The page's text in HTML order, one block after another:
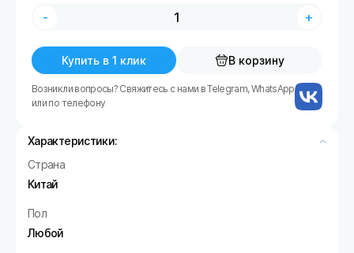
- +
Купить в 1 клик В корзину
Возникли вопросы? Свяжитесь с нами в Telegram, WhatsApp
или по телефону
Характеристики:
Страна
Китай
Пол
Любой